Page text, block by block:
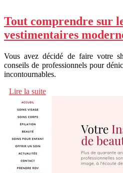
Tout comprendre sur
vestimentaires
Vous avez décidé de faire votre
conseils de professionnels pour
incontournables.
Lire la suite